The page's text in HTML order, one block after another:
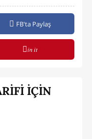
FB'ta Paylaş
in it
İÇİN